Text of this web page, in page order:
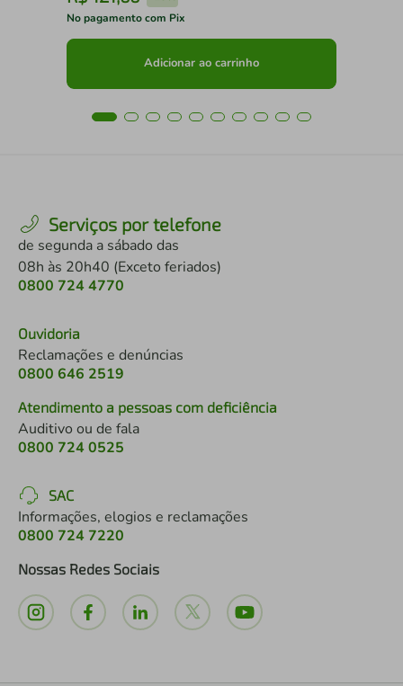
No pagamento com Pix
Adicionar ao carrinho
Serviços por telefone
de segunda a sábado das
08h às 20h40 (Exceto feriados)
0800 724 4770
Ouvidoria
Reclamações e denúncias
0800 646 2519
Atendimento a pessoas com deficiência
Auditivo ou de fala
0800 724 0525
SAC
Informações, elogios e reclamações
0800 724 7220
Nossas Redes Sociais